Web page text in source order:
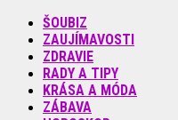
ŠOUBIZ
ZAUJÍMAVOSTI
ZDRAVIE
RADY A TIPY
KRÁSA A MÓDA
ZÁBAVA